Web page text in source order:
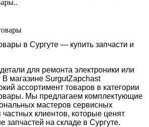
в Сургуте — купить запчасти и
для ремонта электроники или
В магазине SurgutZapchast
ассортимент товаров в категории
Мы предлагаем комплектующие
мастеров сервисных
частных клиентов, которые ценят
запчастей на складе в Сургуте.